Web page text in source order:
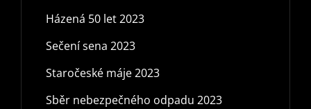
Házená 50 let 2023
Sečení sena 2023
Staročeské máje 2023
Sběr nebezpečného odpadu 2023